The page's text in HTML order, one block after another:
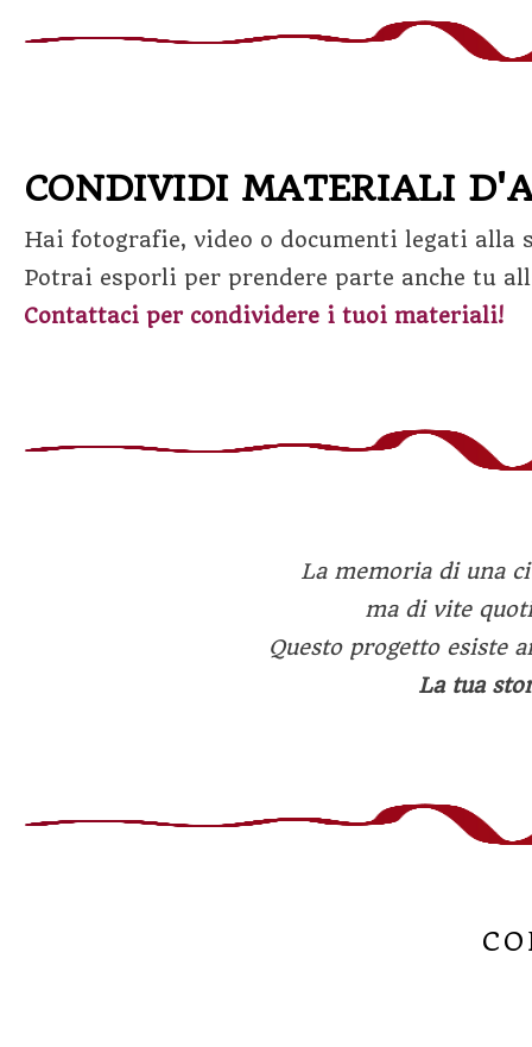
CONDIVIDI MATERIALI
Hai fotografie, video o documenti legati alla
Potrai esporli per prendere parte anche tu
Contattaci per condividere i tuoi materiali!
La memoria di una
ma di vite
Questo progetto esiste
La tua